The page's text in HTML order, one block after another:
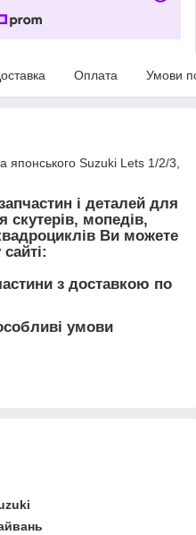
Оплата Умови
японського Suzuki Lets 1/2/3,
і деталей для
скутерів, мопедів,
Ви можете
з доставкою по
умови